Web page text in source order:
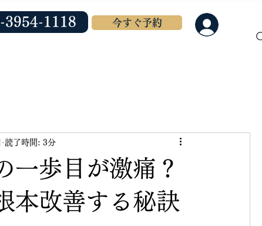
今すぐ予約
1118
一歩目が激痛？
本改善する秘訣
読了時間: 3分